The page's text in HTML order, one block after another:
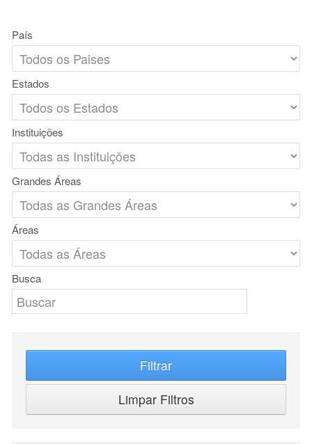
País
Estados
Instituições
Grandes Áreas
Áreas
Busca
Filtrar
Limpar Filtros